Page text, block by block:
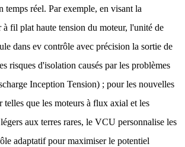
temps réel. Par exemple, en visant la
à fil plat haute tension du moteur, l'unité de
dans ev contrôle avec précision la sortie de
risques d'isolation causés par les problèmes
Inception Tension) ; pour les nouvelles
telles que les moteurs à flux axial et les
aux terres rares, le VCU personnalise les
adaptatif pour maximiser le potentiel